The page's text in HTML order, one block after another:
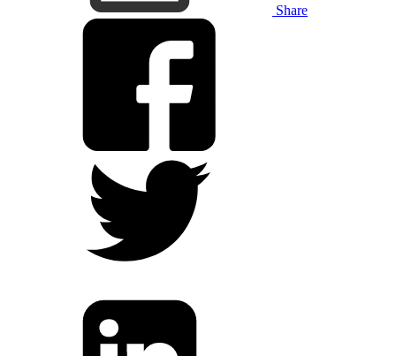
Share